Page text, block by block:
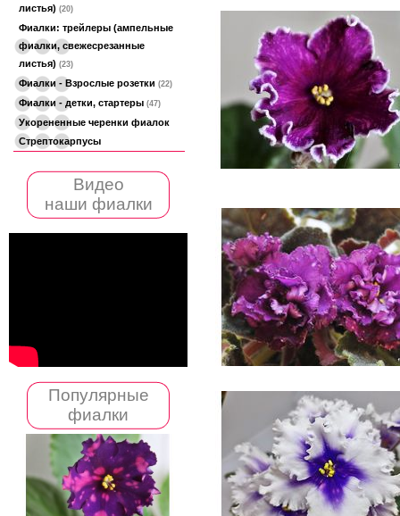
листья) (20)
Фиалки: трейлеры (ампельные
фиалки, свежесрезанные
листья) (23)
Фиалки - Взрослые розетки (22)
Фиалки - детки, стартеры (47)
Укорененные черенки фиалок
Стрептокарпусы
Видео
наши фиалки
Популярные
фиалки